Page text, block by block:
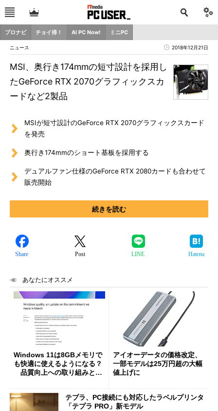
プロナビ チョイ得！ AI PC Now! ミニPC
ニュース 2018年12月21日
MSI、奥行き174mmの短寸設計を採用し
たGeForce RTX 2070グラフィックスカ
ードなど2製品
MSIが短寸設計のGeForce RTX 2070グラフィックスカード
を発売
奥行き174mmのショート基板を採用する
デュアルファン仕様のGeForce RTX 2080カードも合わせて
販売開始
続きを読む
Share Post LINE Hatena
あなたにオススメ
Windows 11は8GBメモリで
も快適に使えるようになる？
品質向上への取り組みと
アイオーデータの価格改定、
一部モデルは25万円超の大幅
値上げに
テプラ、PC接続にも対応したラベルプリンタ
「テプラ PRO」新モデル